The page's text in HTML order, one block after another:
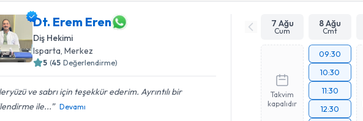
Dt. Erem Eren
Diş Hekimi
Isparta , Merkez
5 (45 Değerlendirme)
ve sabrı için teşekkür ederim. Ayrıntılı bir
ile...
Devamı
7 Ağu
Cum
8 Ağu
Cmt
Takvim
kapalıdır
09:30
10:30
11:30
12:30